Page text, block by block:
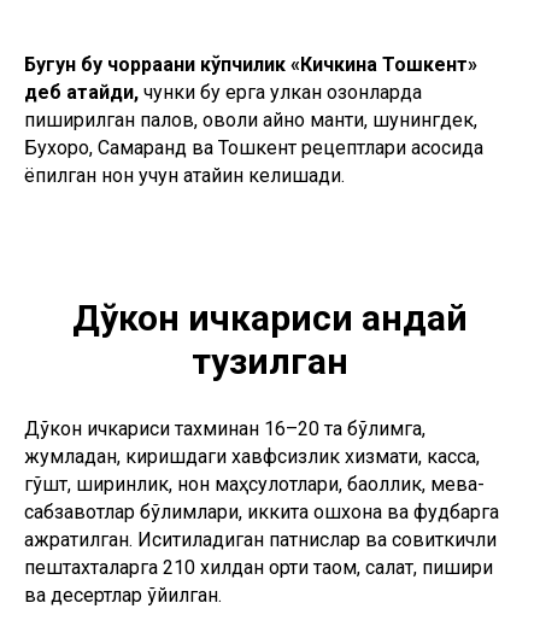
Бугун бу чорраҳани кўпчилик «Кичкина Тошкент»
деб атайди, чунки бу ерга улкан қозонларда
пиширилган палов, қовоқли қайноқ манти, шунингдек,
Бухоро, Самарқанд ва Тошкент рецептлари асосида
ёпилган нон учун атайин келишади.
Дўкон ичкариси қандай
тузилган
Дўкон ичкариси тахминан 16–20 та бўлимга,
жумладан, киришдаги хавфсизлик хизмати, касса,
гўшт, ширинлик, нон маҳсулотлари, баққоллик, мева-
сабзавотлар бўлимлари, иккита ошхона ва фудбарга
ажратилган. Иситиладиган патнислар ва совиткичли
пештахталарга 210 хилдан ортиқ таом, салат, пишириқ
ва десертлар қўйилган.